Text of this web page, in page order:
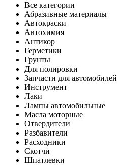
Все категории
Абразивные материалы
Автокраски
Автохимия
Антикор
Герметики
Грунты
Для полировки
Запчасти для автомобилей
Инструмент
Лаки
Лампы автомобильные
Масла моторные
Отвердители
Разбавители
Расходники
Скотчи
Шпатлевки